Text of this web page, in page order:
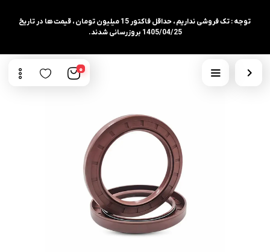
توجه : تک فروشی نداریم ، حداقل فاکتور 15 میلیون تومان ، قیمت ها در تاریخ
1405/04/25 بروزرسانی شدند.
0